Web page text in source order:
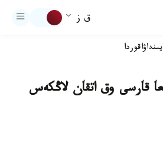
ق ز
اقوردا
700 ادامعا قارسى وق اتقان لاڭكەس